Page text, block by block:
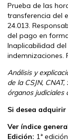
Prueba de las
transferencia del
24.013.
del pago en
Inaplicabilidad
indemnizaciones.
Análisis y
de la CSJN,
órganos judiciales
Si desea
Ver índice
Edición: 1ª edición